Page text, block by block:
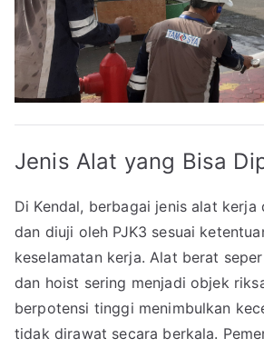
Jenis Alat yang Bisa
Di Kendal, berbagai jenis alat kerja
dan diuji oleh PJK3 sesuai
keselamatan kerja. Alat berat
dan hoist sering menjadi objek
berpotensi tinggi menimbulkan
tidak dirawat secara berkala.